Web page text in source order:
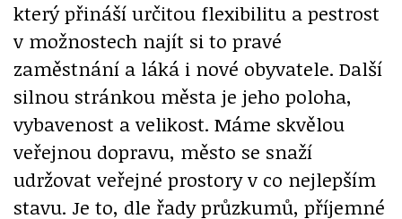
který přináší určitou flexibilitu a pestrost
v možnostech najít si to pravé
zaměstnání a láká i nové obyvatele. Další
silnou stránkou města je jeho poloha,
vybavenost a velikost. Máme skvělou
veřejnou dopravu, město se snaží
udržovat veřejné prostory v co nejlepším
stavu. Je to, dle řady průzkumů, příjemné